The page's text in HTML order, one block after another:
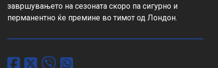
завршувањето на сезоната скоро па сигурно и
перманентно ќе премине во тимот од Лондон.